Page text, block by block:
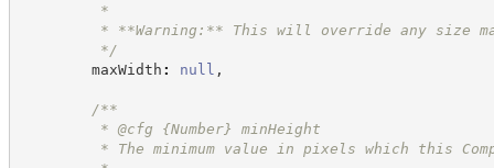
*
* **Warning:** This will override any size
*/
maxWidth : null ,
/**
* @cfg {Number}
minHeight
* The minimum value in pixels which this